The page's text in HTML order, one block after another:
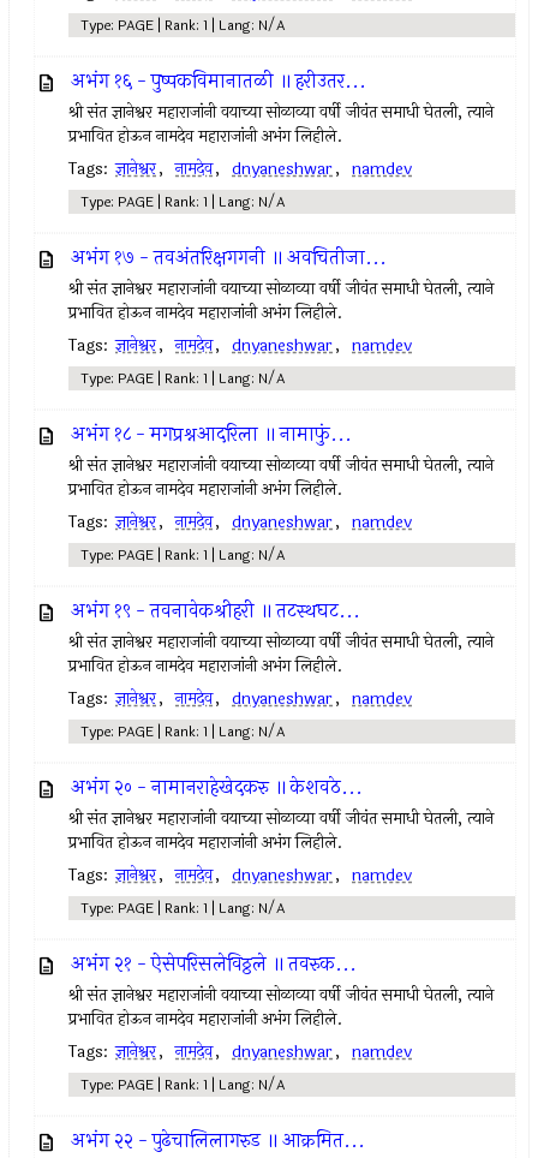
Type: PAGE | Rank: 1 | Lang: N/A
अभंग १६ - पुष्पकविमानातळी ॥ हरीउतर...
श्री संत ज्ञानेश्वर महाराजांनी वयाच्या सोळाव्या वर्षी जीवंत समाधी घेतली, त्याने
प्रभावित होऊन नामदेव महाराजांनी अभंग लिहीले.
Tags: ज्ञानेश्वर, नामदेव, dnyaneshwar, namdev
Type: PAGE | Rank: 1 | Lang: N/A
अभंग १७ - तवअंतरिक्षगगनी ॥ अवचितीजा...
श्री संत ज्ञानेश्वर महाराजांनी वयाच्या सोळाव्या वर्षी जीवंत समाधी घेतली, त्याने
प्रभावित होऊन नामदेव महाराजांनी अभंग लिहीले.
Tags: ज्ञानेश्वर, नामदेव, dnyaneshwar, namdev
Type: PAGE | Rank: 1 | Lang: N/A
अभंग १८ - मगप्रश्नआदरिला ॥ नामाफुं...
श्री संत ज्ञानेश्वर महाराजांनी वयाच्या सोळाव्या वर्षी जीवंत समाधी घेतली, त्याने
प्रभावित होऊन नामदेव महाराजांनी अभंग लिहीले.
Tags: ज्ञानेश्वर, नामदेव, dnyaneshwar, namdev
Type: PAGE | Rank: 1 | Lang: N/A
अभंग १९ - तवनावेकश्रीहरी ॥ तटस्थघट...
श्री संत ज्ञानेश्वर महाराजांनी वयाच्या सोळाव्या वर्षी जीवंत समाधी घेतली, त्याने
प्रभावित होऊन नामदेव महाराजांनी अभंग लिहीले.
Tags: ज्ञानेश्वर, नामदेव, dnyaneshwar, namdev
Type: PAGE | Rank: 1 | Lang: N/A
अभंग २० - नामानराहेखेदकरु ॥ केशवठे...
श्री संत ज्ञानेश्वर महाराजांनी वयाच्या सोळाव्या वर्षी जीवंत समाधी घेतली, त्याने
प्रभावित होऊन नामदेव महाराजांनी अभंग लिहीले.
Tags: ज्ञानेश्वर, नामदेव, dnyaneshwar, namdev
Type: PAGE | Rank: 1 | Lang: N/A
अभंग २१ - ऐसेपरिसलेविठ्ठले ॥ तवरुक...
श्री संत ज्ञानेश्वर महाराजांनी वयाच्या सोळाव्या वर्षी जीवंत समाधी घेतली, त्याने
प्रभावित होऊन नामदेव महाराजांनी अभंग लिहीले.
Tags: ज्ञानेश्वर, नामदेव, dnyaneshwar, namdev
Type: PAGE | Rank: 1 | Lang: N/A
अभंग २२ - पुढेचालिलागरुड ॥ आक्रमित...